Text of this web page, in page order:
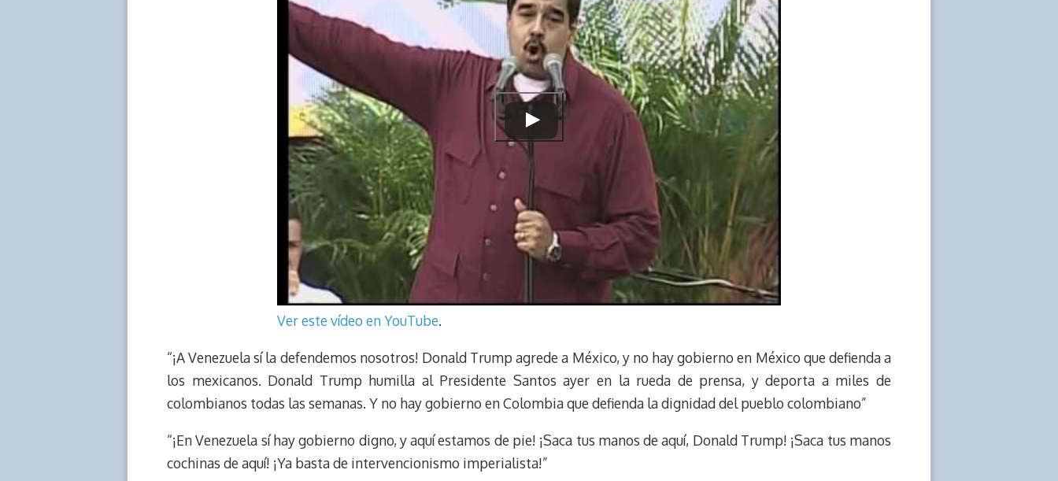
Ver este vídeo en YouTube.
“¡A Venezuela sí la defendemos nosotros! Donald Trump agrede a México, y no hay gobierno en México que defienda a
los mexicanos. Donald Trump humilla al Presidente Santos ayer en la rueda de prensa, y deporta a miles de
colombianos todas las semanas. Y no hay gobierno en Colombia que defienda la dignidad del pueblo colombiano”
“¡En Venezuela sí hay gobierno digno, y aquí estamos de pie! ¡Saca tus manos de aquí, Donald Trump! ¡Saca tus manos
cochinas de aquí! ¡Ya basta de intervencionismo imperialista!”